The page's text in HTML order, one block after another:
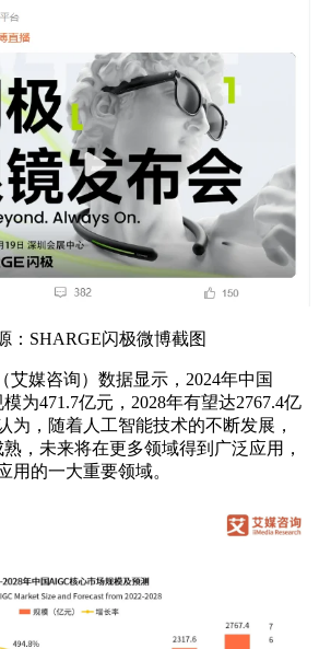
：SHARGE闪极微博截图
媒咨询）数据显示，2024年中国
为471.7亿元，2028年有望达2767.4亿
为，随着人工智能技术的不断发展，
，未来将在更多领域得到广泛应用，
用的一大重要领域。